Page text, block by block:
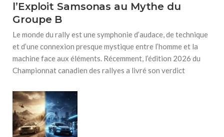
l’Exploit Samsonas au Mythe du
Groupe B
Le monde du rally est une symphonie d’audace, de technique
et d’une connexion presque mystique entre l’homme et la
machine face aux éléments. Récemment, l’édition 2026 du
Championnat canadien des rallyes a livré son verdict